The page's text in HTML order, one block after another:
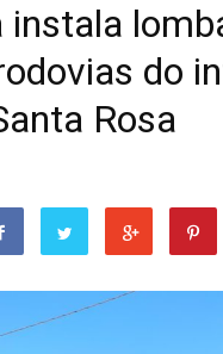
instala
do
Rosa